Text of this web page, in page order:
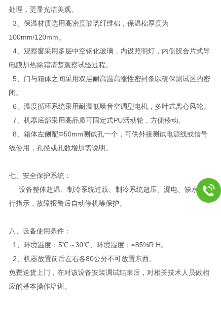
处理，更显光洁美观。
3、保温材质选用高密度玻璃纤维棉，保温棉厚度为
100mm/120mm。
4、观察窗采用多层中空钢化玻璃，内设照明灯，内侧胶合片式导
电膜加热除霜清楚观察试验过程。
5、门与箱体之间采用双层耐高温高涨性密封条以确保测试区的密
闭。
6、温度循环系统采用耐温低噪音空调型电机，多叶式离心风轮。
7、机器底部采用高品质可固定式PU活动轮，方便移动。
8、箱体左侧配Φ50mm测试孔一个，可供外接测试电源线或信号
线使用，孔径或孔数增加需说明。
七、安全保护系统：
设备整体超温、制冷系统过载、制冷系统超压、漏电、缺水、运
行指示，故障报警后自动停机等保护。
八、设备使用条件：
1、环境温度：5℃～30℃、环境湿度：≤85%R.H。
2、机器放置前后左右各80公分不可放置东西。
免费送货上门，在对该设备安装调试结束后，对相关技术人员做相
应的基本操作培训。